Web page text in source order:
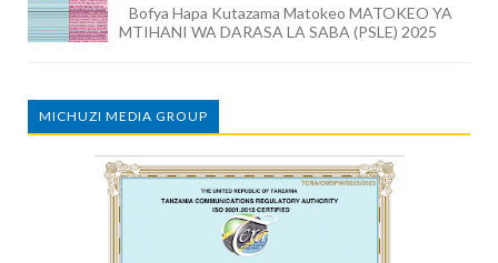
Bofya Hapa Kutazama Matokeo MATOKEO YA
MTIHANI WA DARASA LA SABA (PSLE) 2025
MICHUZI MEDIA GROUP